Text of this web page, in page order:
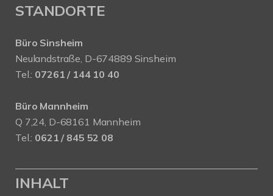
STANDORTE
Büro Sinsheim
Neulandstraße, D-674889 Sinsheim
Tel.: 07261 / 144 10 40
Büro Mannheim
Q 7,24, D-68161 Mannheim
Tel.: 0621 / 845 52 08
INHALT